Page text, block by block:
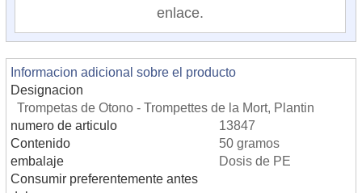
enlace.
Informacion adicional sobre el producto
Designacion
Trompetas de Otono - Trompettes de la Mort, Plantin
numero de articulo
13847
Contenido
50 gramos
embalaje
Dosis de PE
Consumir preferentemente antes